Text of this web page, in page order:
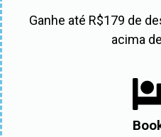
Ganhe até R$179 de
acima